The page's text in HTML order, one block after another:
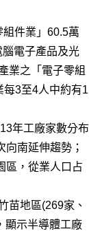
件業」60.5萬
電子產品及光
業之「電子零組
每3至4人中約有1
年工廠家數分布
南延伸趨勢；
區，從業人口占
苗地區(269家、
顯示半導體工廠